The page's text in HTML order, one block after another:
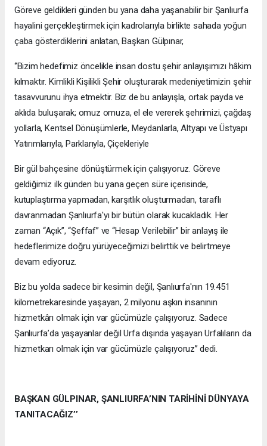
Göreve geldikleri günden bu yana daha yaşanabilir bir Şanlıurfa
hayalini gerçekleştirmek için kadrolarıyla birlikte sahada yoğun
çaba gösterdiklerini anlatan, Başkan Gülpınar,
‘’Bizim hedefimiz öncelikle insan dostu şehir anlayışımızı hâkim
kılmaktır. Kimlikli Kişilikli Şehir oluşturarak medeniyetimizin şehir
tasavvurunu ihya etmektir. Biz de bu anlayışla, ortak payda ve
aklıda buluşarak; omuz omuza, el ele vererek şehrimizi, çağdaş
yollarla, Kentsel Dönüşümlerle, Meydanlarla, Altyapı ve Üstyapı
Yatırımlarıyla, Parklarıyla, Çiçekleriyle
Bir gül bahçesine dönüştürmek için çalışıyoruz. Göreve
geldiğimiz ilk günden bu yana geçen süre içerisinde,
kutuplaştırma yapmadan, karşıtlık oluşturmadan, taraflı
davranmadan Şanlıurfa'yı bir bütün olarak kucakladık. Her
zaman “Açık”, “Şeffaf” ve “Hesap Verilebilir” bir anlayış ile
hedeflerimize doğru yürüyeceğimizi belirttik ve belirtmeye
devam ediyoruz.
Biz bu yolda sadece bir kesimin değil, Şanlıurfa'nın 19.451
kilometrekaresinde yaşayan, 2 milyonu aşkın insanının
hizmetkârı olmak için var gücümüzle çalışıyoruz. Sadece
Şanlıurfa’da yaşayanlar değil Urfa dışında yaşayan Urfalıların da
hizmetkarı olmak için var gücümüzle çalışıyoruz’’ dedi.
BAŞKAN GÜLPINAR, ŞANLIURFA’NIN TARİHİNİ DÜNYAYA
TANITACAĞIZ’’